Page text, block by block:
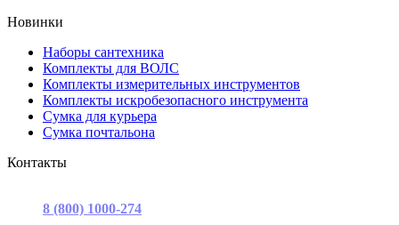
Новинки
Наборы сантехника
Комплекты для ВОЛС
Комплекты измерительных инструментов
Комплекты искробезопасного инструмента
Сумка для курьера
Сумка почтальона
Контакты
8 (800) 1000-274